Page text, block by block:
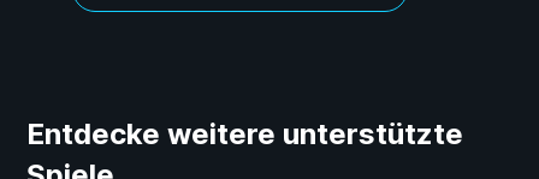
Entdecke weitere unterstützte